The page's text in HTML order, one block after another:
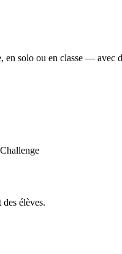
solo ou en classe — avec
élèves.